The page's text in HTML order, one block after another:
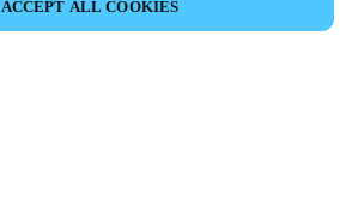
ACCEPT ALL COOKIES